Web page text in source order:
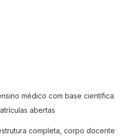
médico com base científica
abertas
completa, corpo docente